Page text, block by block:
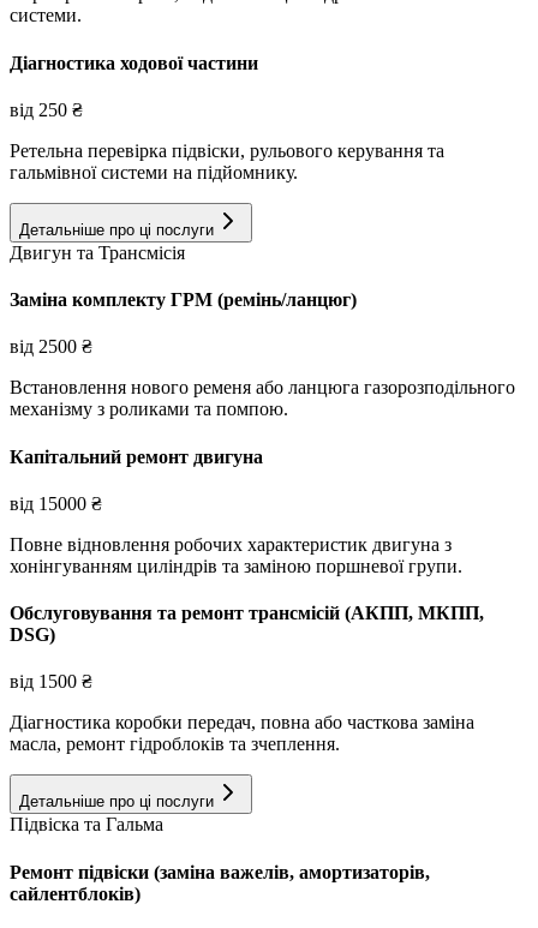
системи.
Діагностика ходової частини
від 250 ₴
Ретельна перевірка підвіски, рульового керування та
гальмівної системи на підйомнику.
Детальніше про ці послуги
Двигун та Трансмісія
Заміна комплекту ГРМ (ремінь/ланцюг)
від 2500 ₴
Встановлення нового ременя або ланцюга газорозподільного
механізму з роликами та помпою.
Капітальний ремонт двигуна
від 15000 ₴
Повне відновлення робочих характеристик двигуна з
хонінгуванням циліндрів та заміною поршневої групи.
Обслуговування та ремонт трансмісій (АКПП, МКПП,
DSG)
від 1500 ₴
Діагностика коробки передач, повна або часткова заміна
масла, ремонт гідроблоків та зчеплення.
Детальніше про ці послуги
Підвіска та Гальма
Ремонт підвіски (заміна важелів, амортизаторів,
сайлентблоків)